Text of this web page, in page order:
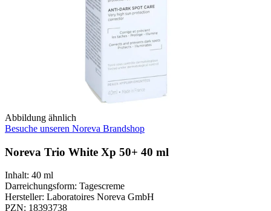
Abbildung ähnlich
Besuche unseren Noreva Brandshop
Noreva Trio White Xp 50+ 40 ml
Inhalt: 40 ml
Darreichungsform: Tagescreme
Hersteller: Laboratoires Noreva GmbH
PZN: 18393738